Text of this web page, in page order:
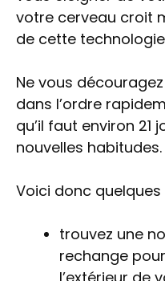
votre cerveau croit
de cette
Ne vous
dans l’ordre
qu’il faut environ
nouvelles habitudes.
Voici donc
trouvez une
rechange